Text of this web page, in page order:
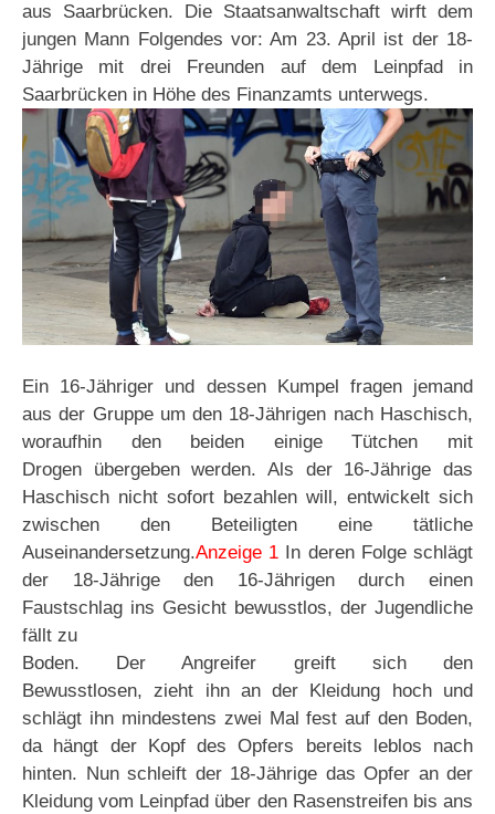
aus Saarbrücken. Die Staatsanwaltschaft wirft dem
jungen Mann Folgendes vor: Am 23. April ist der 18-
Jährige mit drei Freunden auf dem Leinpfad in
Saarbrücken in Höhe des Finanzamts unterwegs.
Ein 16-Jähriger und dessen Kumpel fragen jemand
aus der Gruppe um den 18-Jährigen nach Haschisch,
woraufhin den beiden einige Tütchen mit
Drogen übergeben werden. Als der 16-Jährige das
Haschisch nicht sofort bezahlen will, entwickelt sich
zwischen den Beteiligten eine tätliche
Auseinandersetzung.Anzeige 1 In deren Folge schlägt
der 18-Jährige den 16-Jährigen durch einen
Faustschlag ins Gesicht bewusstlos, der Jugendliche
fällt zu
Boden. Der Angreifer greift sich den
Bewusstlosen, zieht ihn an der Kleidung hoch und
schlägt ihn mindestens zwei Mal fest auf den Boden,
da hängt der Kopf des Opfers bereits leblos nach
hinten. Nun schleift der 18-Jährige das Opfer an der
Kleidung vom Leinpfad über den Rasenstreifen bis ans